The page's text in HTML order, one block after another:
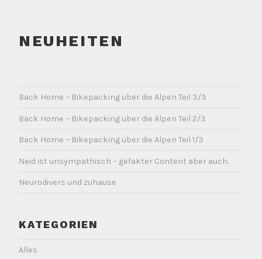
NEUHEITEN
Back Home – Bikepacking über die Alpen Teil 3/3
Back Home – Bikepacking über die Alpen Teil 2/3
Back Home – Bikepacking über die Alpen Teil 1/3
Neid ist unsympathisch – gefakter Content aber auch.
Neurodivers und zuhause
KATEGORIEN
Alles